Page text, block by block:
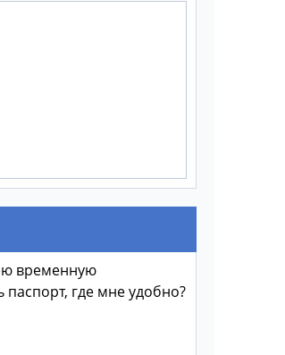
временную
где мне удобно?